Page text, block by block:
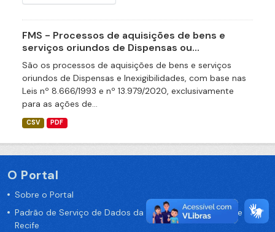
FMS - Processos de aquisições de bens e
serviços oriundos de Dispensas ou...
São os processos de aquisições de bens e serviços
oriundos de Dispensas e Inexigibilidades, com base nas
Leis nº 8.666/1993 e nº 13.979/2020, exclusivamente
para as ações de...
CSV PDF
O Portal
Sobre o Portal
Padrão de Serviço de Dados da Prefeitura da Cidade de
Recife